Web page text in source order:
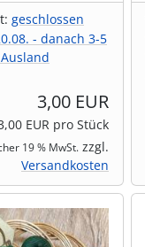
geschlossen
- danach 3-5
3,00 EUR
EUR pro Stück
19 % MwSt. zzgl.
Versandkosten